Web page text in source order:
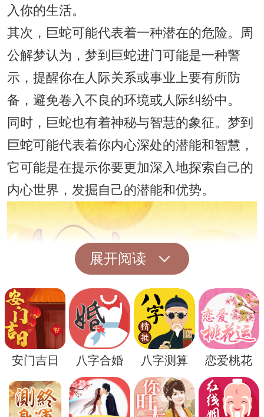
入你的生活。
其次，巨蛇可能代表着一种潜在的危险。周
公解梦认为，梦到巨蛇进门可能是一种警
示，提醒你在人际关系或事业上要有所防
备，避免卷入不良的环境或人际纠纷中。
同时，巨蛇也有着神秘与智慧的象征。梦到
巨蛇可能代表着你内心深处的潜能和智慧，
它可能是在提示你要更加深入地探索自己的
内心世界，发掘自己的潜能和优势。
不过，每个人的梦境都有着个体的差异，梦
到巨蛇进门的具体含义还需要结合个人的生
展开阅读
安门吉日 八字合婚 八字测算 恋爱桃花